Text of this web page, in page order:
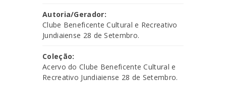
Autoria/Gerador:
Clube Beneficente Cultural e Recreativo
Jundiaiense 28 de Setembro.
Coleção:
Acervo do Clube Beneficente Cultural e
Recreativo Jundiaiense 28 de Setembro.